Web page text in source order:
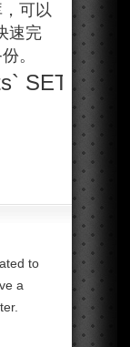
可以
速完
。
SET
to
a